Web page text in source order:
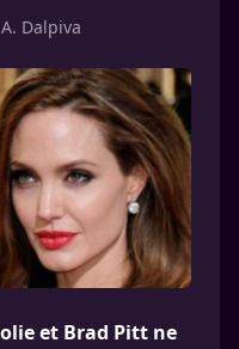
Dalpiva
et Brad Pitt ne